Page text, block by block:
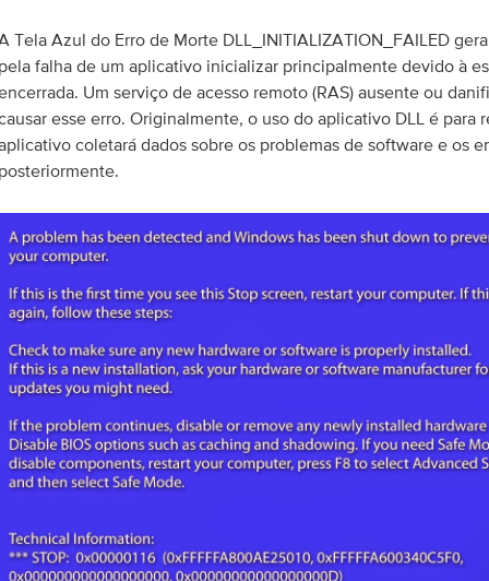
Tela Azul do Erro de Morte DLL_INITIALIZATION_FAILED
falha de um aplicativo inicializar principalmente devido à
Um serviço de acesso remoto (RAS) ausente ou
esse erro. Originalmente, o uso do aplicativo DLL é para
coletará dados sobre os problemas de software e os